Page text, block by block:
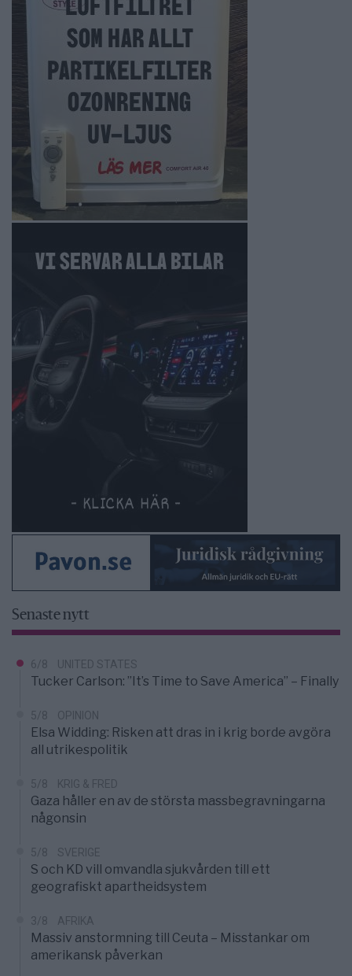
Senaste nytt
6/8 UNITED STATES
Tucker Carlson: ”It’s Time to Save America” – Finally
5/8 OPINION
Elsa Widding: Risken att dras in i krig borde avgöra
all utrikespolitik
5/8 KRIG & FRED
Gaza håller en av de största massbegravningarna
någonsin
5/8 SVERIGE
S och KD vill omvandla sjukvården till ett
geografiskt apartheidsystem
3/8 AFRIKA
Massiv anstormning till Ceuta – Misstankar om
amerikansk påverkan